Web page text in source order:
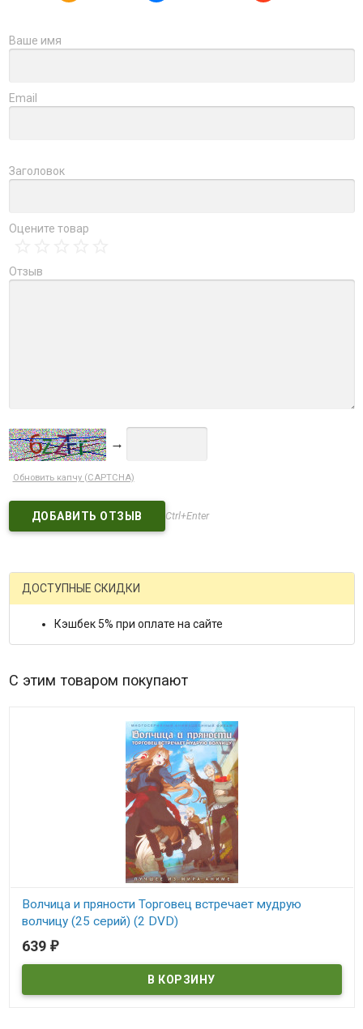
Ваше имя
Email
Заголовок
Оцените товар
Отзыв
→
Обновить капчу (CAPTCHA)
Ctrl+Enter
ДОСТУПНЫЕ СКИДКИ
Кэшбек 5% при оплате на сайте
С этим товаром покупают
Волчица и пряности Торговец встречает мудрую
волчицу (25 серий) (2 DVD)
В наличии
639 ₽